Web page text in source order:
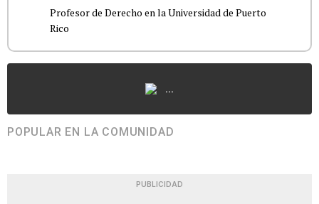
Profesor de Derecho en la Universidad de Puerto
Rico
...
POPULAR EN LA COMUNIDAD
PUBLICIDAD